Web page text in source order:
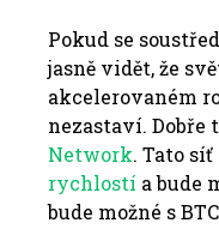
Pokud se
jasně vidět, že
akcelerovaném
nezastaví. Dobře
Network. Tato
rychlostí a bude
bude možné s